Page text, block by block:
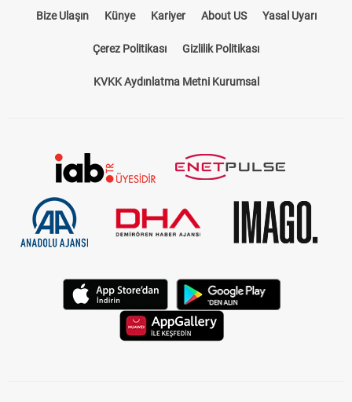
Bize Ulaşın Künye Kariyer About US Yasal Uyarı
Çerez Politikası Gizlilik Politikası
KVKK Aydınlatma Metni Kurumsal